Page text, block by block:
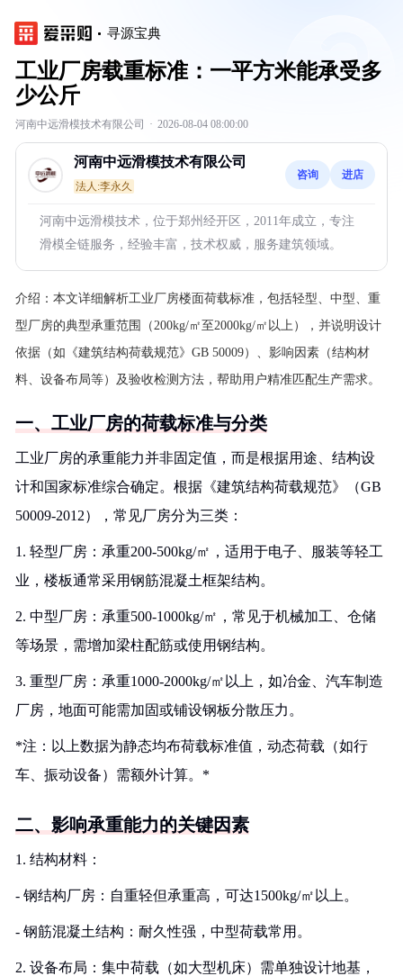
寻源宝典
工业厂房载重标准：一平方米能承受多
少公斤
河南中远滑模技术有限公司 · 2026-08-04 08:00:00
河南中远滑模技术有限公司
法人:李永久
咨询 进店
河南中远滑模技术，位于郑州经开区，2011年成立，专注
滑模全链服务，经验丰富，技术权威，服务建筑领域。
介绍： 本文详细解析工业厂房楼面荷载标准，包括轻型、中型、重
型厂房的典型承重范围（200kg/㎡至2000kg/㎡以上），并说明设计
依据（如《建筑结构荷载规范》GB 50009）、影响因素（结构材
料、设备布局等）及验收检测方法，帮助用户精准匹配生产需求。
一、工业厂房的荷载标准与分类
工业厂房的承重能力并非固定值，而是根据用途、结构设
计和国家标准综合确定。根据《建筑结构荷载规范》（GB
50009-2012），常见厂房分为三类：
1. 轻型厂房：承重200-500kg/㎡，适用于电子、服装等轻工
业，楼板通常采用钢筋混凝土框架结构。
2. 中型厂房：承重500-1000kg/㎡，常见于机械加工、仓储
等场景，需增加梁柱配筋或使用钢结构。
3. 重型厂房：承重1000-2000kg/㎡以上，如冶金、汽车制造
厂房，地面可能需加固或铺设钢板分散压力。
*注：以上数据为静态均布荷载标准值，动态荷载（如行
车、振动设备）需额外计算。*
二、影响承重能力的关键因素
1. 结构材料：
- 钢结构厂房：自重轻但承重高，可达1500kg/㎡以上。
- 钢筋混凝土结构：耐久性强，中型荷载常用。
2. 设备布局：集中荷载（如大型机床）需单独设计地基，